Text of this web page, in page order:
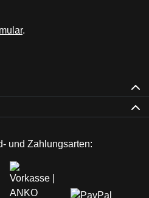
.
und Zahlungsarten: